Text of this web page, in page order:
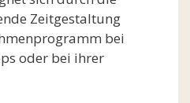
Zeitgestaltung
bei
oder bei ihrer